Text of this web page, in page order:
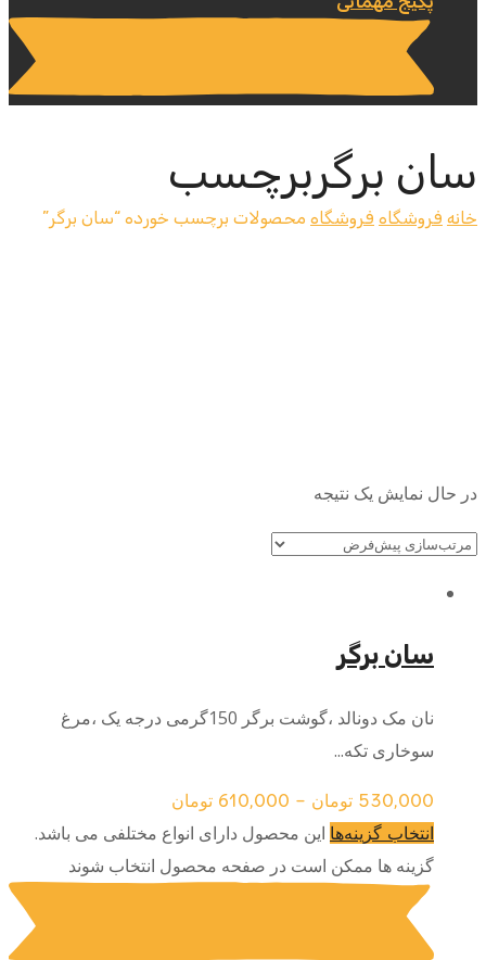
سان برگربرچسب
خانه فروشگاه فروشگاه محصولات برچسب خورده “سان برگر”
در حال نمایش یک نتیجه
سان برگر
نان مک دونالد ،گوشت برگر 150گرمی درجه یک ،مرغ
سوخاری تکه...
530,000 تومان –
610,000 تومان
انتخاب گزینه‌ها این محصول دارای انواع مختلفی می باشد.
گزینه ها ممکن است در صفحه محصول انتخاب شوند